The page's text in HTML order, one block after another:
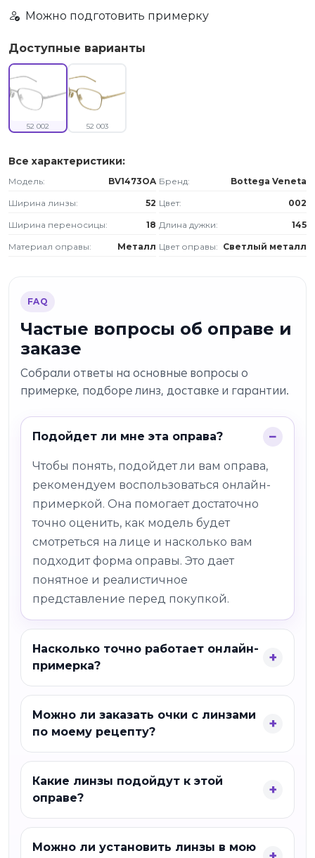
Можно подготовить примерку
Доступные варианты
52 002 52 003
Все характеристики:
Модель: BV1473OA Бренд: Bottega Veneta
Ширина линзы: 52 Цвет: 002
Ширина переносицы: 18 Длина дужки: 145
Материал оправы: Металл Цвет оправы: Светлый металл
FAQ
Частые вопросы об оправе и
заказе
Собрали ответы на основные вопросы о
примерке, подборе линз, доставке и гарантии.
Подойдет ли мне эта оправа?
Чтобы понять, подойдет ли вам оправа,
рекомендуем воспользоваться онлайн-
примеркой. Она помогает достаточно
точно оценить, как модель будет
смотреться на лице и насколько вам
подходит форма оправы. Это дает
понятное и реалистичное
представление перед покупкой.
Насколько точно работает онлайн-
примерка?
Можно ли заказать очки с линзами
по моему рецепту?
Какие линзы подойдут к этой
оправе?
Можно ли установить линзы в мою